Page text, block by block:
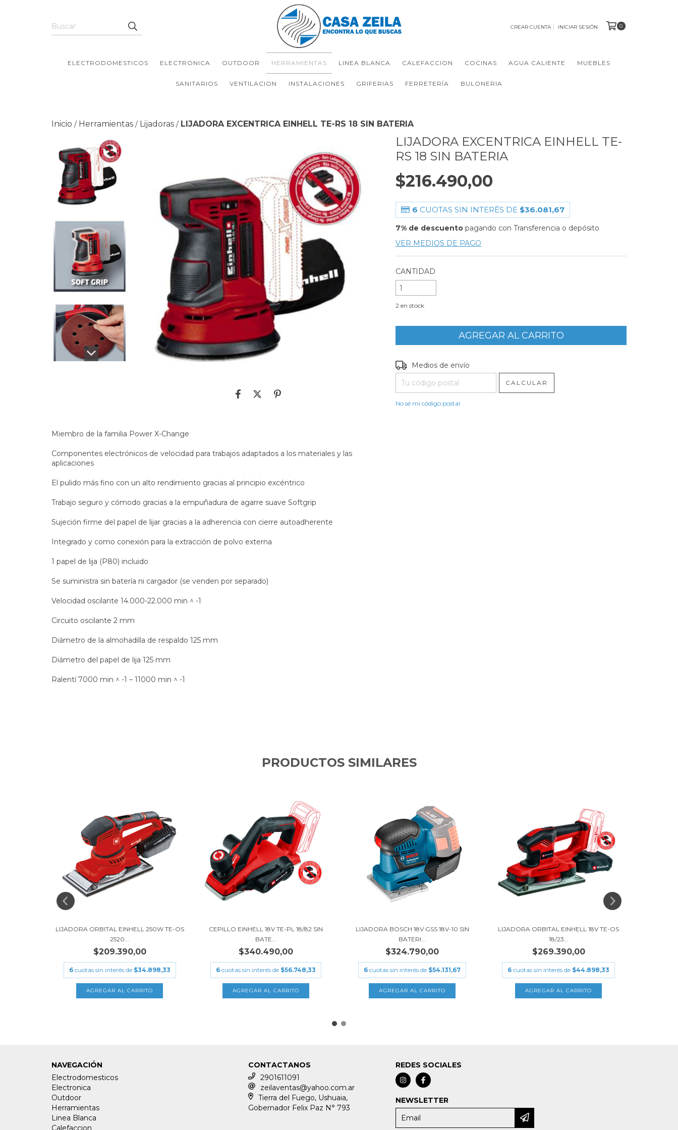
CREAR CUENTA INICIAR SESIÓN 0
ELECTRODOMESTICOS ELECTRONICA OUTDOOR HERRAMIENTAS LINEA BLANCA CALEFACCION COCINAS AGUA CALIENTE MUEBLES
SANITARIOS VENTILACION INSTALACIONES GRIFERIAS FERRETERÍA BULONERIA
Inicio / Herramientas / Lijadoras / LIJADORA EXCENTRICA EINHELL TE-RS 18 SIN BATERIA
Miembro de la familia Power X-Change
Componentes electrónicos de velocidad para trabajos adaptados a los materiales y las
aplicaciones
El pulido más fino con un alto rendimiento gracias al principio excéntrico
Trabajo seguro y cómodo gracias a la empuñadura de agarre suave Softgrip
Sujeción firme del papel de lijar gracias a la adherencia con cierre autoadherente
Integrado y como conexión para la extracción de polvo externa
1 papel de lija (P80) incluido
Se suministra sin batería ni cargador (se venden por separado)
Velocidad oscilante 14.000-22.000 min ^ -1
Circuito oscilante 2 mm
Diámetro de la almohadilla de respaldo 125 mm
Diámetro del papel de lija 125 mm
Ralentí 7000 min ^ -1 – 11000 min ^ -1
LIJADORA EXCENTRICA EINHELL TE-
RS 18 SIN BATERIA
$216.490,00
6 CUOTAS SIN INTERÉS DE $36.081,67
7% de descuento pagando con Transferencia o depósito
VER MEDIOS DE PAGO
CANTIDAD
2 en stock
Entregas para el CP:
Medios de envío
CALCULAR
No sé mi código postal
PRODUCTOS SIMILARES
LIJADORA ORBITAL EINHELL 250W TE-OS
2520...
$209.390,00
6 cuotas sin interés de $34.898,33
CEPILLO EINHELL 18V TE-PL 18/82 SIN
BATE...
$340.490,00
6 cuotas sin interés de $56.748,33
LIJADORA BOSCH 18V GSS 18V-10 SIN
BATERI...
$324.790,00
6 cuotas sin interés de $54.131,67
LIJADORA ORBITAL EINHELL 18V TE-OS
18/23...
$269.390,00
6 cuotas sin interés de $44.898,33
NAVEGACIÓN
Electrodomesticos
Electronica
Outdoor
Herramientas
Linea Blanca
Calefaccion
CONTACTANOS
2901611091
zeilaventas@yahoo.com.ar
Tierra del Fuego, Ushuaia,
Gobernador Felix Paz N° 793
REDES SOCIALES
NEWSLETTER